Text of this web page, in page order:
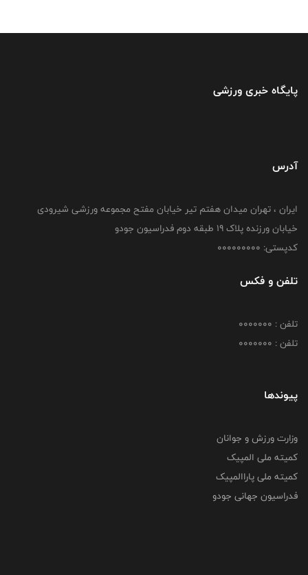
پایگاه خبری ورزشی
آدرس
ایران ، تهران میدان هفتم تیر خیابان مفتح مجموعه ورزشی شیرودی
خیابان ورزنده پلاک ۱۹ طبقه دوم فدراسیون جودو
کدپستی: 000000000
تلفن و فکس
تلفن : 0000000
تلفن : 0000000
پیوندها
وزارت ورزش و جوانان
کمیته ملی المپیک
کمیته ملی پاراالمپیک
فدراسیون جهانی جودو